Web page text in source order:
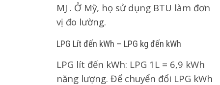
MJ . Ở Mỹ, họ sử dụng BTU làm đơn
vị đo lường.
LPG Lít đến kWh – LPG kg đến kWh
LPG lít đến kWh: LPG 1L = 6,9 kWh
năng lượng. Để chuyển đổi LPG kWh